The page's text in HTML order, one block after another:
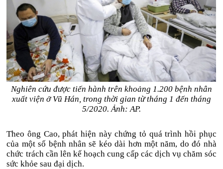
Nghiên cứu được tiến hành trên khoảng 1.200 bệnh nhân
xuất viện ở Vũ Hán, trong thời gian từ tháng 1 đến tháng
5/2020. Ảnh: AP.
Theo ông Cao, phát hiện này chứng tỏ quá trình hồi phục
của một số bệnh nhân sẽ kéo dài hơn một năm, do đó nhà
chức trách cần lên kế hoạch cung cấp các dịch vụ chăm sóc
sức khỏe sau đại dịch.